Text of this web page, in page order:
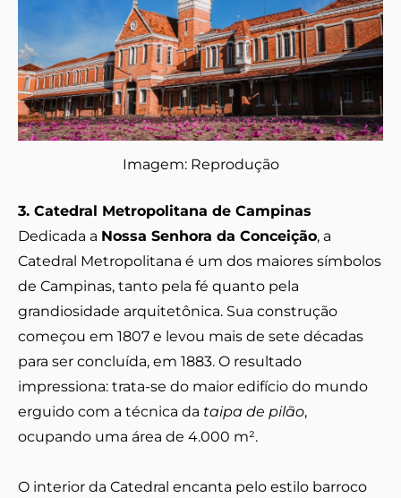
Imagem: Reprodução
3. Catedral Metropolitana de Campinas
Dedicada a Nossa Senhora da Conceição, a
Catedral Metropolitana é um dos maiores símbolos
de Campinas, tanto pela fé quanto pela
grandiosidade arquitetônica. Sua construção
começou em 1807 e levou mais de sete décadas
para ser concluída, em 1883. O resultado
impressiona: trata-se do maior edifício do mundo
erguido com a técnica da taipa de pilão,
ocupando uma área de 4.000 m².
O interior da Catedral encanta pelo estilo barroco